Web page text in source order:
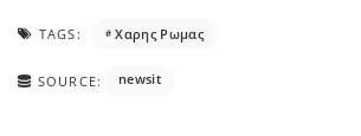
TAGS: Χαρης Ρωμας
SOURCE: newsit